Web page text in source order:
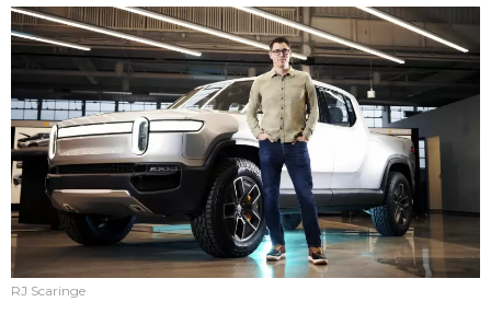
RJ Scaringe